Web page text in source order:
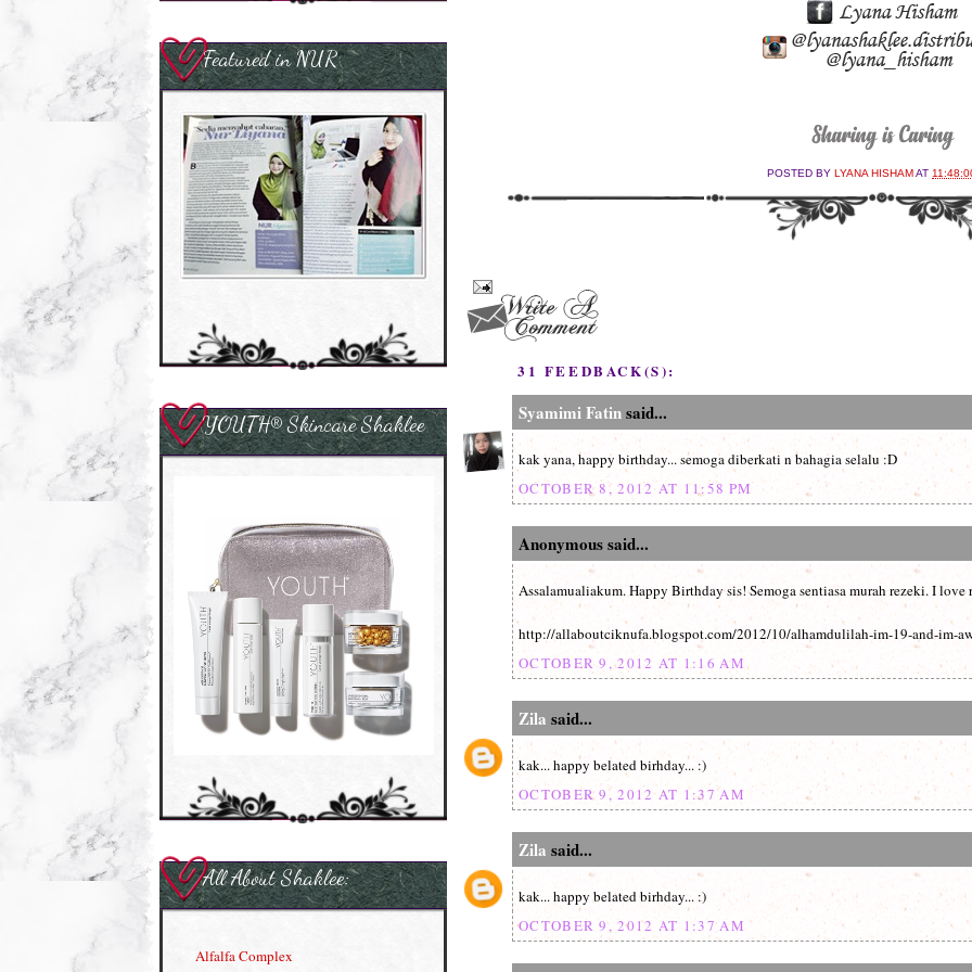
POSTED BY LYANA HISHAMAT
31 FEEDBACK(S):
Syamimi Fatinsaid...
kak yana, happy birthday... semoga diberkati n bahagia selalu :D
OCTOBER 8, 2012 AT 11:58 PM
Anonymous said...
Assalamualiakum. Happy Birthday sis! Semoga sentiasa murah rezeki. I
http://allaboutciknufa.blogspot.com/2012/10/alhamdulilah-im-19-and-im-
OCTOBER 9, 2012 AT 1:16 AM
Zila said...
kak... happy belated birhday... :)
OCTOBER 9, 2012 AT 1:37 AM
Zila said...
kak... happy belated birhday... :)
OCTOBER 9, 2012 AT 1:37 AM
Featured in NUR
YOUTH® Skincare Shaklee
All About Shaklee:
Alfalfa Complex